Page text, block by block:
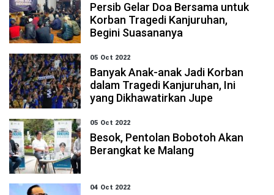
Persib Gelar Doa Bersama untuk
Korban Tragedi Kanjuruhan,
Begini Suasananya
05 Oct 2022
Banyak Anak-anak Jadi Korban
dalam Tragedi Kanjuruhan, Ini
yang Dikhawatirkan Jupe
05 Oct 2022
Besok, Pentolan Bobotoh Akan
Berangkat ke Malang
04 Oct 2022